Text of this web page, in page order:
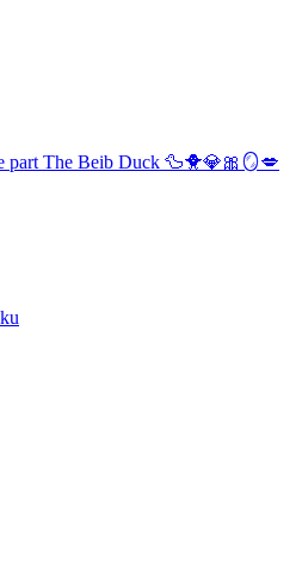
part The Beib Duck 🦆🐥💎🎀🪞💋